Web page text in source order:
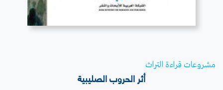
مشروعات قراءة التراث
أثر الحروب الصليبية